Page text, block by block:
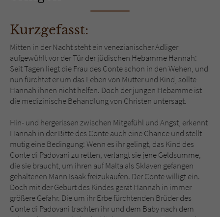
Kurzgefasst:
Mitten in der Nacht steht ein venezianischer Adliger
aufgewühlt vor der Tür der jüdischen Hebamme Hannah:
Seit Tagen liegt die Frau des Conte schon in den Wehen, und
nun fürchtet er um das Leben von Mutter und Kind, sollte
Hannah ihnen nicht helfen. Doch der jungen Hebamme ist
die medizinische Behandlung von Christen untersagt.
Hin- und hergerissen zwischen Mitgefühl und Angst, erkennt
Hannah in der Bitte des Conte auch eine Chance und stellt
mutig eine Bedingung: Wenn es ihr gelingt, das Kind des
Conte di Padovani zu retten, verlangt sie jene Geldsumme,
die sie braucht, um ihren auf Malta als Sklaven gefangen
gehaltenen Mann Isaak freizukaufen. Der Conte willigt ein.
Doch mit der Geburt des Kindes gerät Hannah in immer
größere Gefahr. Die um ihr Erbe fürchtenden Brüder des
Conte di Padovani trachten ihr und dem Baby nach dem
überprüfen.